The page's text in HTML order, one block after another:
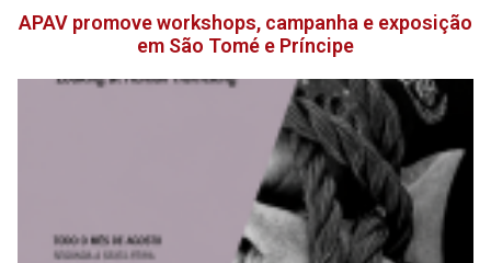
APAV promove workshops, campanha e exposição
em São Tomé e Príncipe